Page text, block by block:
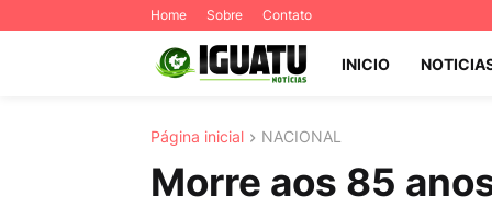
Home Sobre Contato
INICIO
Página inicial NACIONAL
Morre aos 85